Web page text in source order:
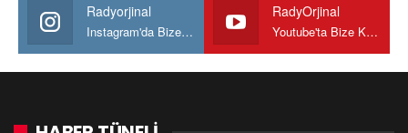
Radyorjinal
Instagram'da Bize katılın
RadyOrjinal
Youtube'ta Bize Katılın